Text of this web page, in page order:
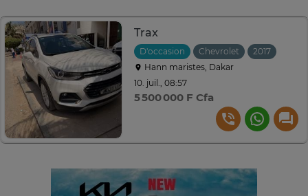
Trax
D'occasion Chevrolet 2017
Hann maristes, Dakar
10. juil., 08:57
5 500 000 F Cfa